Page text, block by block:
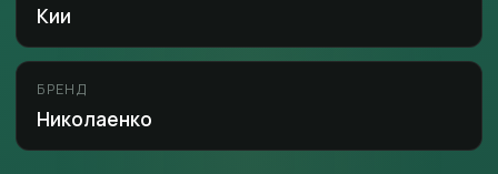
Кии
БРЕНД
Николаенко